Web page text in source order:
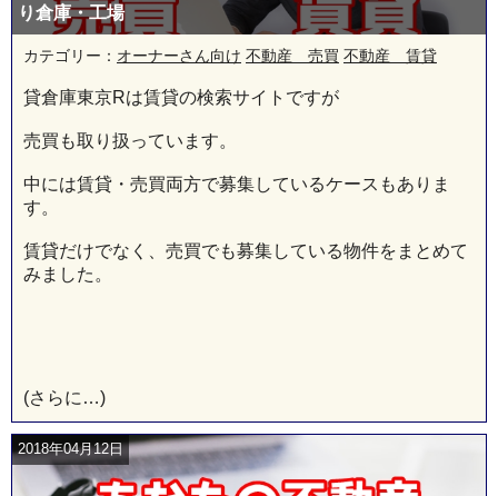
り倉庫・工場
カテゴリー： オーナーさん向け 不動産 売買 不動産 賃貸
貸倉庫東京Rは賃貸の検索サイトですが
売買も取り扱っています。
中には賃貸・売買両方で募集しているケースもありま
す。
賃貸だけでなく、売買でも募集している物件をまとめて
みました。
(さらに…)
2018年04月12日